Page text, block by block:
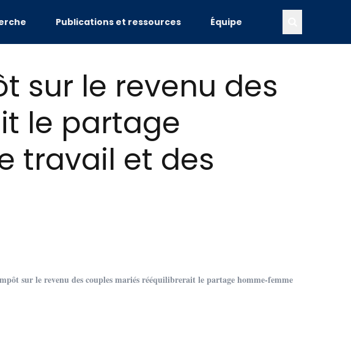
Publications et ressources Équipe
sur le revenu des
le partage
travail et des
sur le revenu des couples mariés rééquilibrerait le partage homme-femme